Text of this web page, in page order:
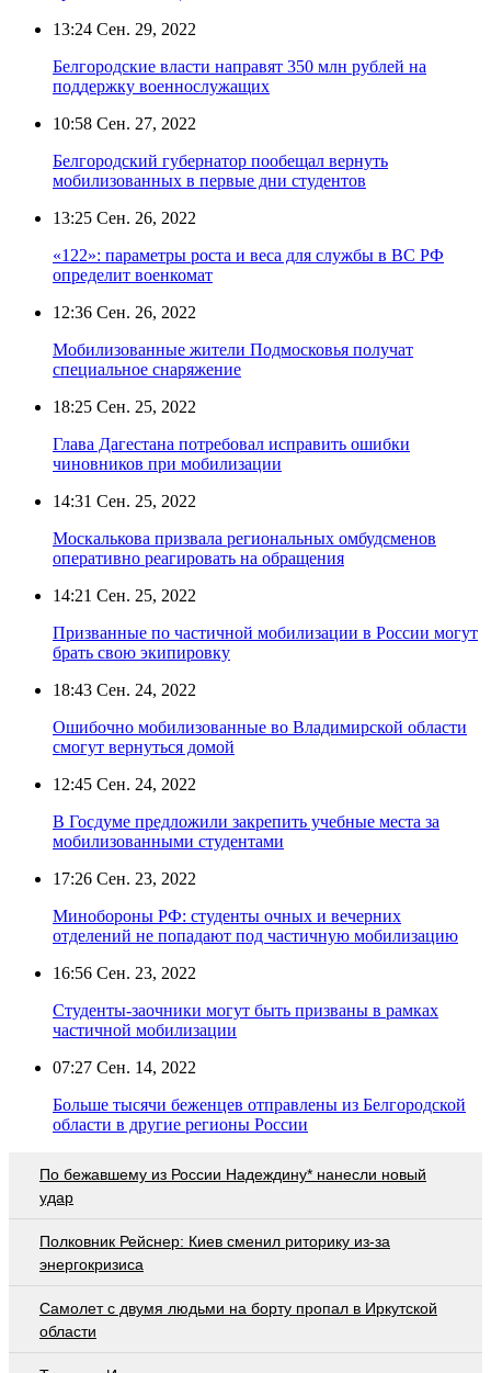
13:24 Сен. 29, 2022
Белгородские власти направят 350 млн рублей на
поддержку военнослужащих
10:58 Сен. 27, 2022
Белгородский губернатор пообещал вернуть
мобилизованных в первые дни студентов
13:25 Сен. 26, 2022
«122»: параметры роста и веса для службы в ВС РФ
определит военкомат
12:36 Сен. 26, 2022
Мобилизованные жители Подмосковья получат
специальное снаряжение
18:25 Сен. 25, 2022
Глава Дагестана потребовал исправить ошибки
чиновников при мобилизации
14:31 Сен. 25, 2022
Москалькова призвала региональных омбудсменов
оперативно реагировать на обращения
14:21 Сен. 25, 2022
Призванные по частичной мобилизации в России могут
брать свою экипировку
18:43 Сен. 24, 2022
Ошибочно мобилизованные во Владимирской области
смогут вернуться домой
12:45 Сен. 24, 2022
В Госдуме предложили закрепить учебные места за
мобилизованными студентами
17:26 Сен. 23, 2022
Минобороны РФ: студенты очных и вечерних
отделений не попадают под частичную мобилизацию
16:56 Сен. 23, 2022
Студенты-заочники могут быть призваны в рамках
частичной мобилизации
07:27 Сен. 14, 2022
Больше тысячи беженцев отправлены из Белгородской
области в другие регионы России
По бежавшему из России Надеждину* нанесли новый
удар
Полковник Рейснер: Киев сменил риторику из-за
энергокризиса
Самолет с двумя людьми на борту пропал в Иркутской
области